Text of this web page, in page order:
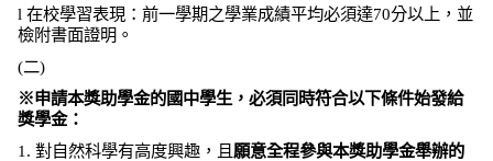
l 在校學習表現：前一學期之學業成績平均必須達70分以上，並
檢附書面證明。
(二)
※申請本獎助學金的國中學生，必須同時符合以下條件始發給
獎學金：
1. 對自然科學有高度興趣，且 願意全程參與本獎助學金舉辦的